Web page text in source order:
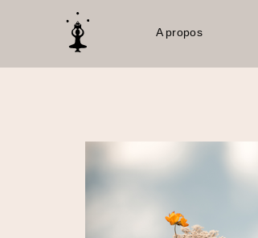
A propos
Soyez le premier à